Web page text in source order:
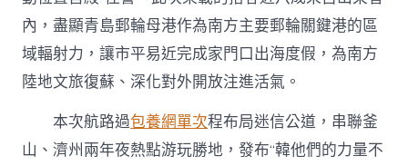
中
內，盡顯青島郵輪母港作為南方主要郵輪關鍵港的區
域輻射力，讓市平易近完成家門口出海度假，為南方
陸地文旅復蘇、深化對外開放注進活氣。
本次航路過包養網單次程布局迷信公道，串聯釜
山、濟州兩年夜熱點游玩勝地，發布“韓他們的力量不